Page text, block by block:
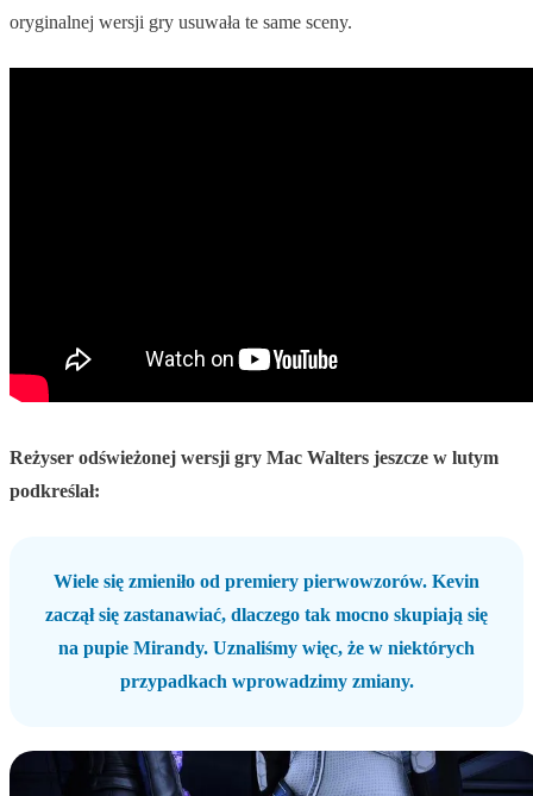
oryginalnej wersji gry usuwała te same sceny.
Reżyser odświeżonej wersji gry Mac Walters jeszcze w lutym
podkreślał:
Wiele się zmieniło od premiery pierwowzorów. Kevin
zaczął się zastanawiać, dlaczego tak mocno skupiają się
na pupie Mirandy. Uznaliśmy więc, że w niektórych
przypadkach wprowadzimy zmiany.